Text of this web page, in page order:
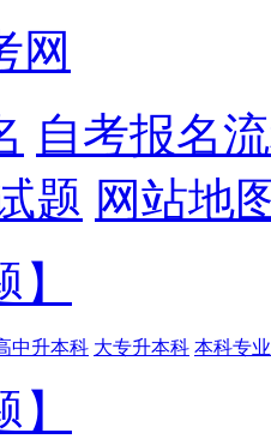
网
自考报名
题 网站地
中升本科 大专升本科 本科专业